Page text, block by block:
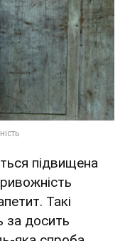
підвищена
Такі
за досить